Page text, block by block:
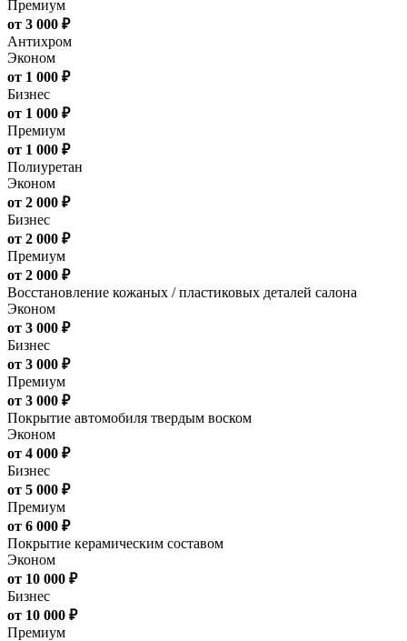
Премиум
от 3 000 ₽
Антихром
Эконом
от 1 000 ₽
Бизнес
от 1 000 ₽
Премиум
от 1 000 ₽
Полиуретан
Эконом
от 2 000 ₽
Бизнес
от 2 000 ₽
Премиум
от 2 000 ₽
Восстановление кожаных / пластиковых деталей салона
Эконом
от 3 000 ₽
Бизнес
от 3 000 ₽
Премиум
от 3 000 ₽
Покрытие автомобиля твердым воском
Эконом
от 4 000 ₽
Бизнес
от 5 000 ₽
Премиум
от 6 000 ₽
Покрытие керамическим составом
Эконом
от 10 000 ₽
Бизнес
от 10 000 ₽
Премиум